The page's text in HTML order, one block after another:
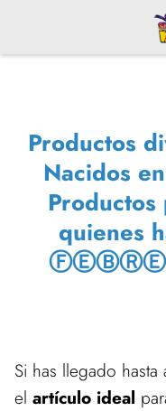
Productos
Nacidos
quienes
Si has llegado
el artículo ideal